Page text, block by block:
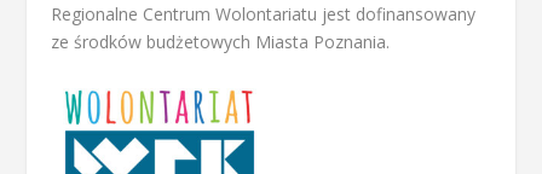
Regionalne Centrum Wolontariatu jest dofinansowany
ze środków budżetowych Miasta Poznania.